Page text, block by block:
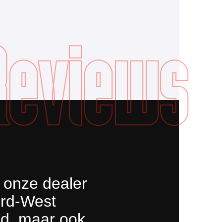
dealer
West